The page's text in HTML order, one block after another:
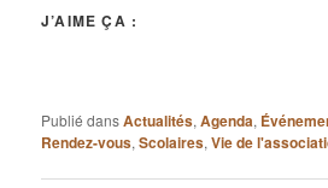
J’AIME ÇA :
Publié dansActualités,Agenda,
Rendez-vous,Scolaires,Vie de